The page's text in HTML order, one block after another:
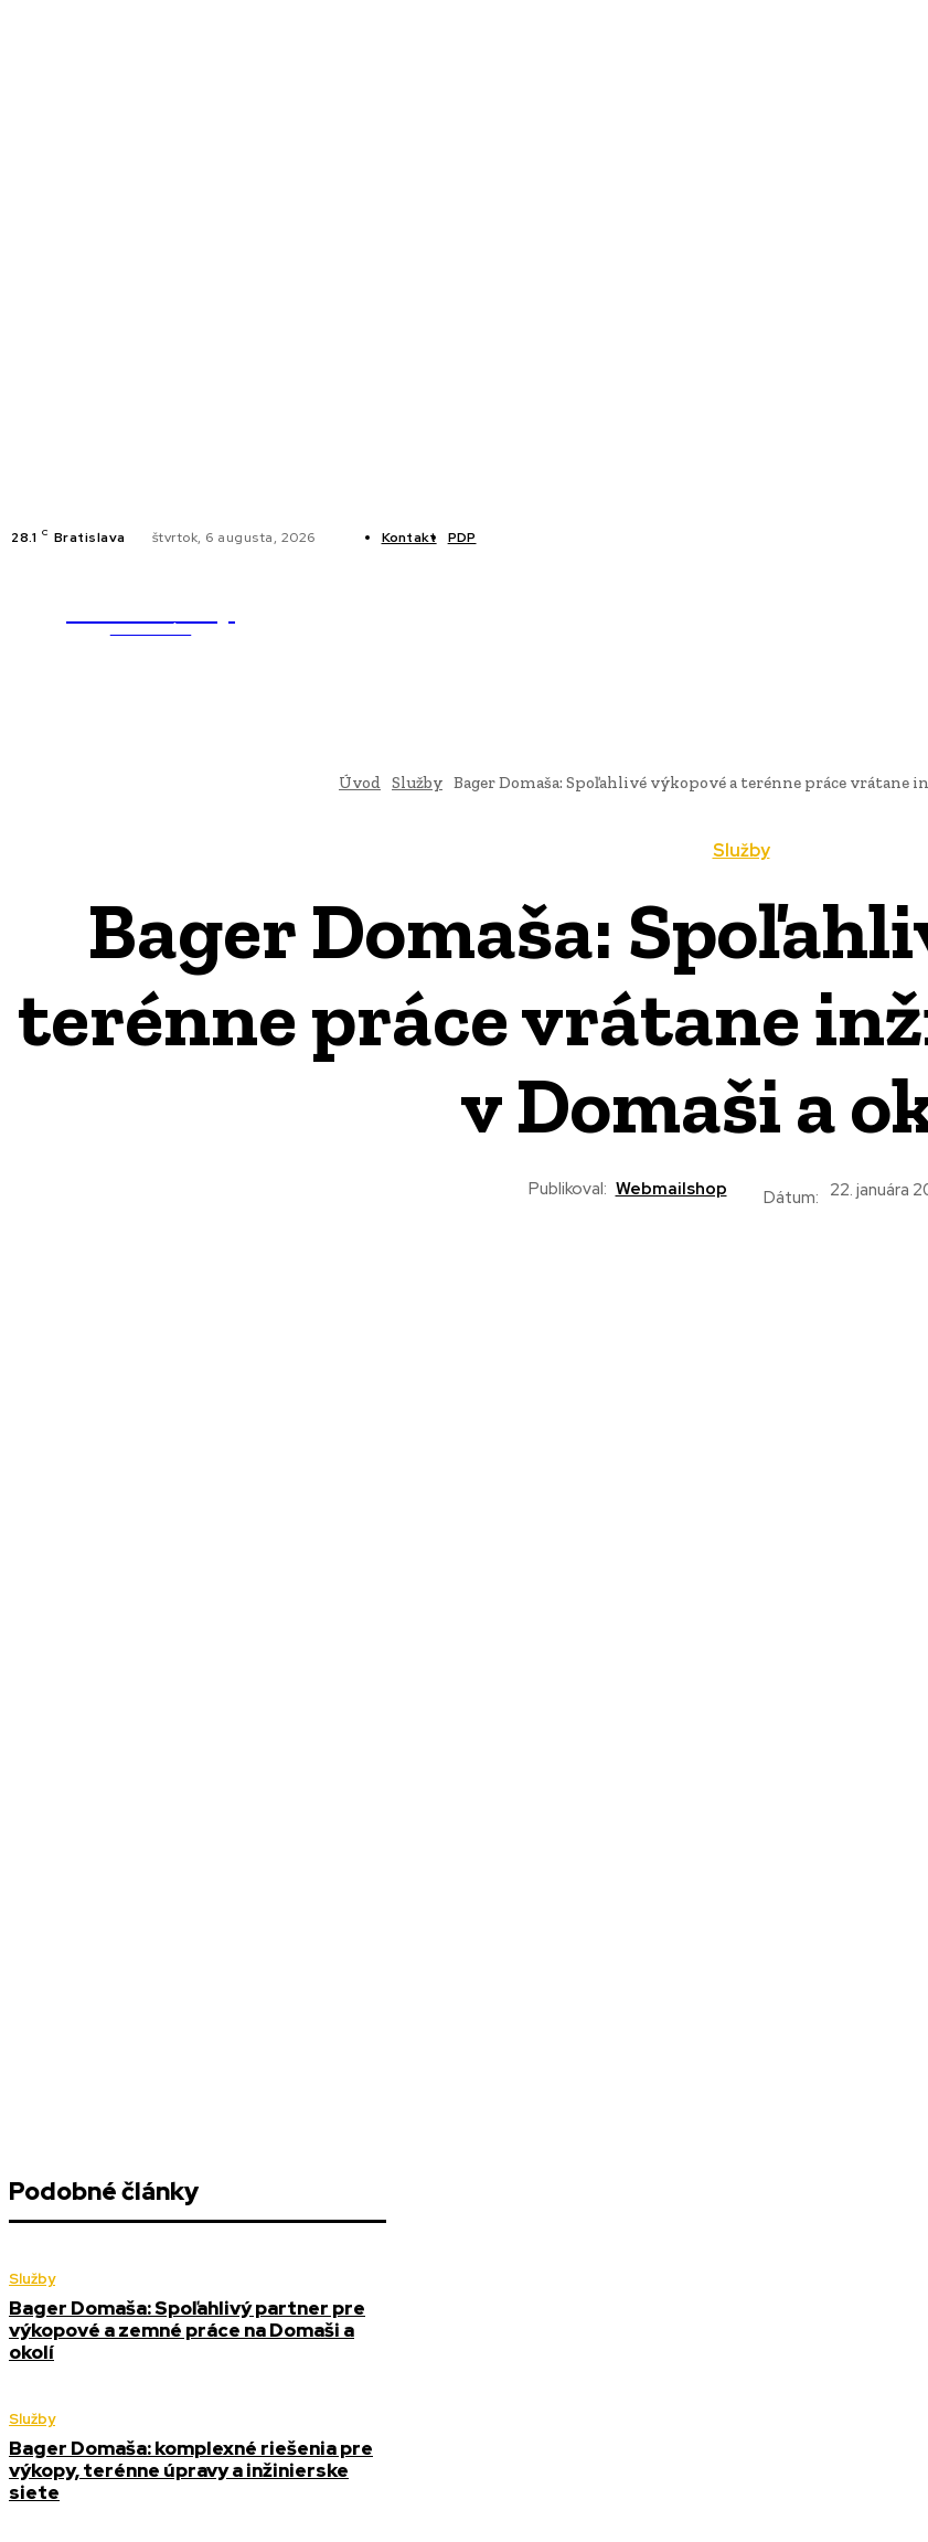
28.1 C Bratislava štvrtok, 6 augusta, 2026 Kontakt PDP
Úvod Služby Bager Domaša: Spoľahlivé výkopové a terénne práce vrátane
Služby
Bager Domaša:
terénne práce vrátane
v Domaši a
Publikoval: Webmailshop Dátum: 22. januára
Podobné články
Služby
Bager Domaša: Spoľahlivý partner pre
výkopové a zemné práce na Domaši a
okolí
Služby
Bager Domaša: komplexné riešenia pre
výkopy, terénne úpravy a inžinierske
siete